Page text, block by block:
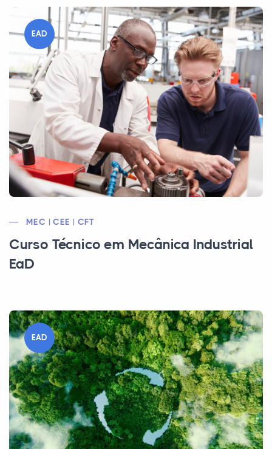
EAD
MEC | CEE | CFT
Curso Técnico em Mecânica Industrial
EaD
EAD